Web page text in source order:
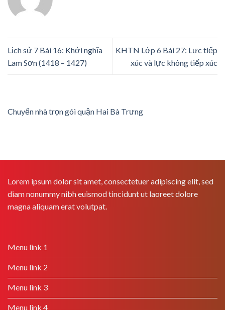
Lịch sử 7 Bài 16: Khởi nghĩa
Lam Sơn (1418 – 1427)
KHTN Lớp 6 Bài 27: Lực tiếp
xúc và lực không tiếp xúc
Chuyển nhà trọn gói quận Hai Bà Trưng
Lorem ipsum dolor sit amet, consectetuer adipiscing elit, sed
diam nonummy nibh euismod tincidunt ut laoreet dolore
magna aliquam erat volutpat.
Menu link 1
Menu link 2
Menu link 3
Menu link 4